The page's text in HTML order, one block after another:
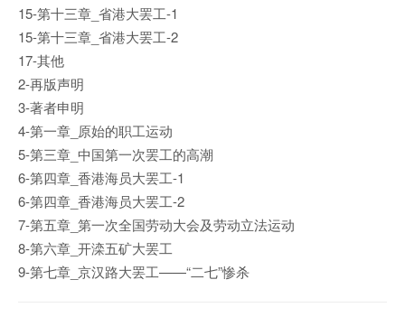
15-第十三章_省港大罢工-1
15-第十三章_省港大罢工-2
17-其他
2-再版声明
3-著者申明
4-第一章_原始的职工运动
5-第三章_中国第一次罢工的高潮
6-第四章_香港海员大罢工-1
6-第四章_香港海员大罢工-2
7-第五章_第一次全国劳动大会及劳动立法运动
8-第六章_开滦五矿大罢工
9-第七章_京汉路大罢工——“二七”惨杀